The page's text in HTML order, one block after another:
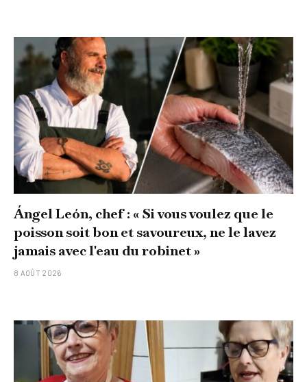
Ángel León, chef : « Si vous voulez que le
poisson soit bon et savoureux, ne le lavez
jamais avec l'eau du robinet »
8 AOÛT 2026